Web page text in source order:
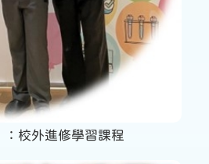
校外進修學習課程